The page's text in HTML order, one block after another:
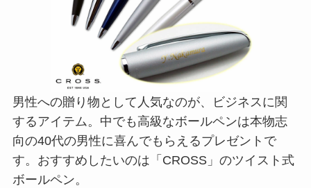
男性への贈り物として人気なのが、ビジネスに関
するアイテム。中でも高級なボールペンは本物志
向の40代の男性に喜んでもらえるプレゼントで
す。おすすめしたいのは「CROSS」のツイスト式
ボールペン。